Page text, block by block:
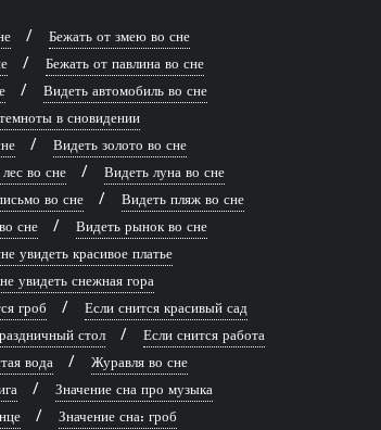
Бежать от змею во сне
Бежать от павлина во сне
Видеть автомобиль во сне
в сновидении
Видеть золото во сне
во сне
Видеть луна во сне
во сне
Видеть пляж во сне
сне
Видеть рынок во сне
увидеть красивое платье
увидеть снежная гора
гроб
Если снится красивый сад
стол
Если снится работа
вода
Журавля во сне
Значение сна про музыка
Значение сна: гроб